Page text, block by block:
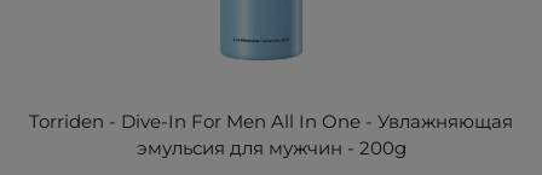
Torriden - Dive-In For Men All In One - Увлажняющая
эмульсия для мужчин - 200g